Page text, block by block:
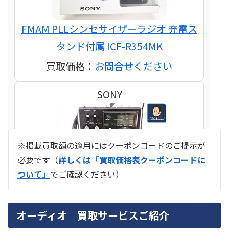
FMAM PLLシンセサイザーラジオ 充電ス
タンド付属 ICF-R354MK
買取価格： お問合せください
SONY
買取価格：お問合せください
※掲載買取額の適用にはクーポンコードのご提示が
必要です（詳しくは「買取価格表クーポンコードに
ついて」 でご確認ください）
オーディオ 買取サービスご紹介